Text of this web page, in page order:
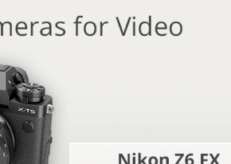
Dane Treningowe AI